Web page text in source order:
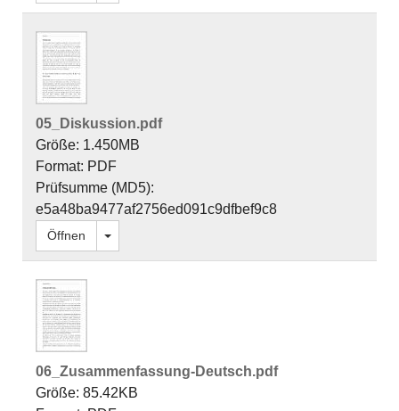
05_Diskussion.pdf
Größe: 1.450MB
Format: PDF
Prüfsumme (MD5):
e5a48ba9477af2756ed091c9dfbef9c8
Öffnen Dropdown öffnen
06_Zusammenfassung-Deutsch.pdf
Größe: 85.42KB